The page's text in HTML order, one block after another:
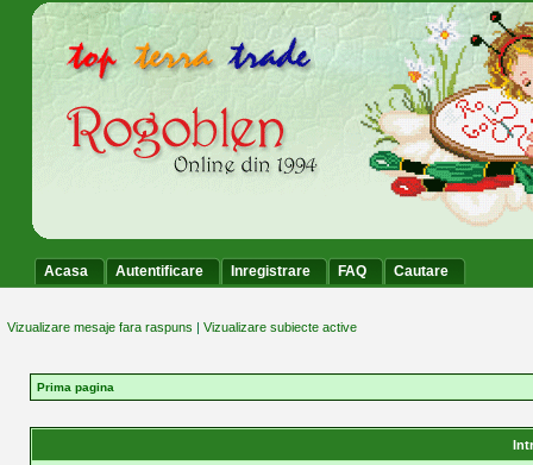
Acasa Autentificare Inregistrare FAQ Cautare
Vizualizare mesaje fara raspuns | Vizualizare subiecte active
Prima pagina